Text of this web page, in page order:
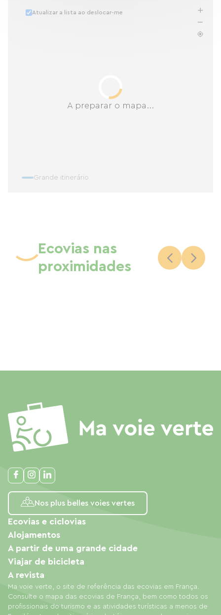
A preparar o mapa...
Atualizar a lista ao deslocar-me
Grande itinerário
Ecovias nas
proximidades
Nos plus belles voies vertes
Ma voie verte, o site de referência das ecovias em França.
Consulte o mapa das ecovias de França, bem como todos os
profissionais do turismo e as atividades turísticas a menos de
Ecovias e ciclovias
Alojamentos
A partir de uma grande cidade
Viajar de bicicleta
A revista